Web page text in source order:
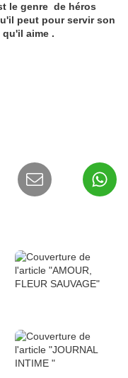
le genre de héros
peut pour servir son
aime .